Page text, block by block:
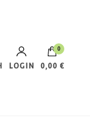
LOGIN
0
0,00 €